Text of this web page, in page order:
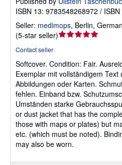
ISBN 13: 9783548268972 /
Seller: medimops, Berlin,
(5-star seller)Seller
out
of
5
stars
Contact seller
Softcover. Condition: Fair.
Exemplar mit vollständigem Text
Abbildungen oder Karten.
fehlen. Einband bzw.
Umständen starke
or dust jacket that has the
those with maps or plates) but
etc. (which must be noted).
may also be worn.